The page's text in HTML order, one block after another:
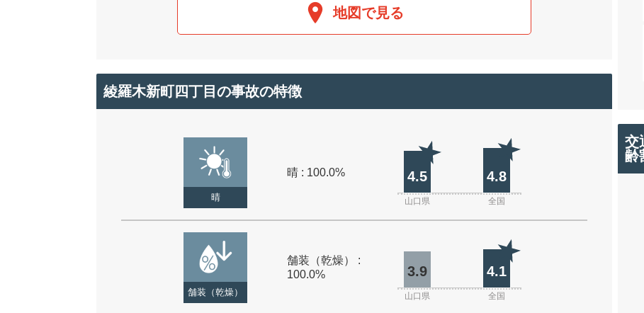
地図で見る
綾羅木新町四丁目の事故の特徴
晴
晴 : 100.0% 4.5 4.8
山口県 全国
舗装（乾燥）
舗装（乾燥） :
100.0%
3.9 4.1
山口県 全国
交
齢